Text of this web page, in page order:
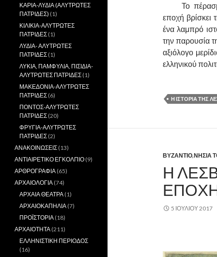
Το
εποχή βρίσκει
ένα λαμπρό
την παρουσία
αξιόλογο
ελληνικού
Η ΙΣΤΟΡΙΑ ΤΗΣ
ΒΥΖΑΝΤΙΟ,ΝΗΣΙΑ
Η
ΕΠΟΧΗ
5 ΙΟΥΛΊΟΥ 2017
ΚΑΡΙΑ-ΛΥΔΙΑ (ΑΛΥΤΡΩΤΕΣ
ΠΑΤΡΙΔΕΣ) (1)
ΚΙΛΙΚΙΑ-ΑΛΥΤΡΩΤΕΣ
ΠΑΤΡΙΔΕΣ (1)
ΛΥΔΙΑ- ΑΛΥΤΡΩΤΕΣ
ΠΑΤΡΙΔΕΣ (1)
ΛΥΚΙΑ, ΠΑΜΦΥΛΙΑ, ΠΙΣΙΔΙΑ-
ΑΛΥΤΡΩΤΕΣ ΠΑΤΡΙΔΕΣ (1)
ΜΑΚΕΔΟΝΙΑ-ΑΛΥΤΡΩΤΕΣ
ΠΑΤΡΙΔΕΣ (6)
ΠΟΝΤΟΣ-ΑΛΥΤΡΩΤΕΣ
ΠΑΤΡΙΔΕΣ (20)
ΦΡΥΓΙΑ-ΑΛΥΤΡΩΤΕΣ
ΠΑΤΡΙΔΕΣ (2)
ΑΝΑΚΟΙΝΩΣΕΙΣ (13)
ΑΝΤΙΑΙΡΕΤΙΚΟ ΕΓΚΟΛΠΙΟ (9)
ΑΡΘΡΟΓΡΑΦΙΑ (65)
ΑΡΧΑΙΟΛΟΓΙΑ (74)
ΑΡΧΑΙΑ ΘΕΑΤΡΑ (1)
ΑΡΧΑΙΟΚΑΠΗΛΙΑ (7)
ΠΡΟΪΣΤΟΡΙΑ (18)
ΑΡΧΑΙΟΤΗΤΑ (211)
ΕΛΛΗΝΙΣΤΙΚΗ ΠΕΡΙΟΔΟΣ
(16)